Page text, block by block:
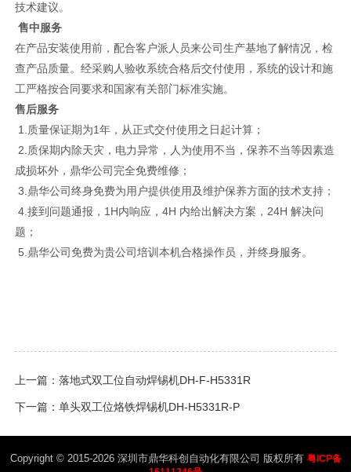
技术建议。
售中服务
在产品安装使用前，配合客户派人员来公司生产基地了解情况，检
查产品质量。经采购人验收系统合格后交付使用，系统的设计和施
工严格按合同要求和国家有关部门标准实施。
售后服务
1.质量保证期为1年，从正式交付使用之日起计算；
2.质保期内除天灾，电力异常，人为使用不当，保养不当等因素造
成损坏外，鼎华公司完全免费维修；
3.鼎华公司终身免费为用户提供使用及维护保养方面的技术支持；
4.接到问题通报，1H内响应，4H 内给出解决方案，24H 解决问
题；
5.鼎华公司免费为贵公司培训本机合格操作员，并终身服务。
上一篇：落地式双工位自动焊锡机DH-F-H5331R
下一篇：单头双工位烙铁焊锡机DH-H5331R-P
Copyright © 2015-2026 深圳市鼎华科创自动化有限公司 版权所有 粤ICP备